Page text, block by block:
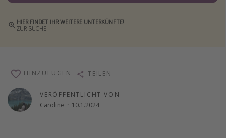
Wellnessurlaub
Disneyland Paris
Singlereisen
Strandurlaub
Gruppenreisen
HIER FINDET IHR WEITERE UNTERKÜNFTE!
ZUR SUCHE
VERÖFFENTLICHT VON
Caroline · 10.1.2024
HINZUFÜGEN TEILEN